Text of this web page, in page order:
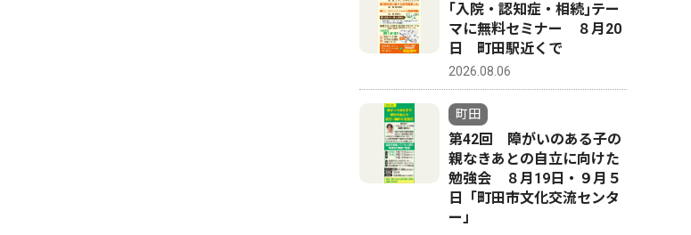
｢入院・認知症・相続｣テー
マに無料セミナー ８月20
日 町田駅近くで
2026.08.06
町田
第42回 障がいのある子の
親なきあとの自立に向けた
勉強会 ８月19日・９月５
日「町田市文化交流センタ
ー」